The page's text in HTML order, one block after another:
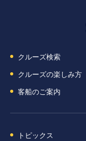
クルーズ検索
クルーズの楽しみ方
客船のご案内
トピックス